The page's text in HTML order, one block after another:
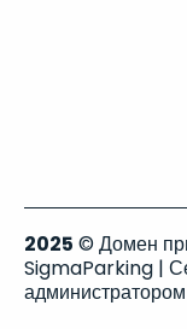
2025 © Домен
SigmaParking |